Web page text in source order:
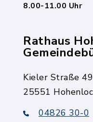
8.00-11.00 Uhr
Rathaus
Kieler Straße 49
25551
04826 30-0